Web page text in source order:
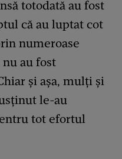
totodată au fost
că au luptat cot
numeroase
au fost
și așa, mulți și
le-au
tot efortul